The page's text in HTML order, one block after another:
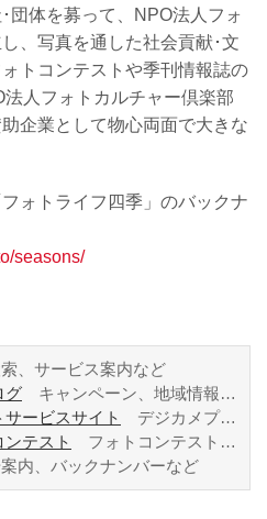
団体を募って、NPO法人フォ
、写真を通した社会貢献･文
トコンテストや季刊情報誌の
人フォトカルチャー倶楽部
企業として物心両面で大きな
ォトライフ四季」のバックナ
seasons/
、サービス案内など
グ キャンペーン、地域情報など
ービスサイト
デジカメプリント、サービス詳細など
テスト
フォトコンテスト情報、募集要項、過去入賞作品など
内、バックナンバーなど